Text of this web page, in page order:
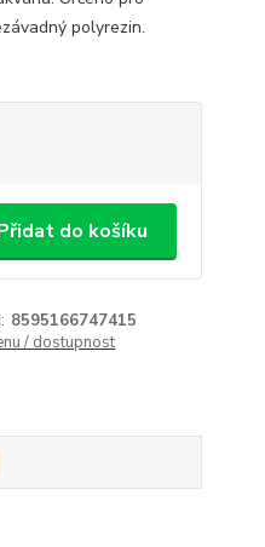
polyrezin.
do košíku
8595166747415
/ dostupnost